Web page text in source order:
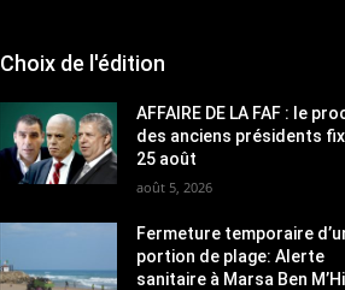
Choix de l'édition
AFFAIRE DE LA FAF : le
des anciens présidents
25 août
août 5, 2026
Fermeture temporaire
portion de plage: Alerte
sanitaire à Marsa Ben